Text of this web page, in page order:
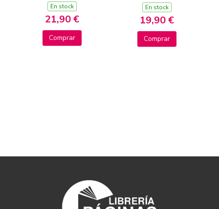
En stock
21,90 €
Comprar
En stock
19,90 €
Comprar